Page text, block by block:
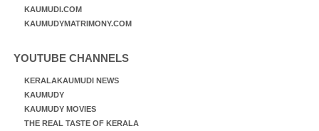
KAUMUDI.COM
KAUMUDYMATRIMONY.COM
YOUTUBE CHANNELS
KERALAKAUMUDI NEWS
KAUMUDY
KAUMUDY MOVIES
THE REAL TASTE OF KERALA